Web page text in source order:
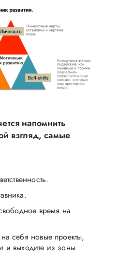
напомнить
взгляд, самые
время на
себя новые проекты,
и выходите из зоны